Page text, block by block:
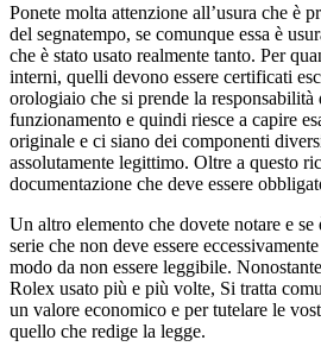
Ponete molta attenzione all’usura che è
del segnatempo, se comunque essa è
che è stato usato realmente tanto. Per
interni, quelli devono essere certificati
orologiaio che si prende la
funzionamento e quindi riesce a capire
originale e ci siano dei componenti
assolutamente legittimo. Oltre a questo
documentazione che deve essere
Un altro elemento che dovete notare e
serie che non deve essere
modo da non essere leggibile.
Rolex usato più e più volte, Si tratta
un valore economico e per tutelare le
quello che redige la legge.